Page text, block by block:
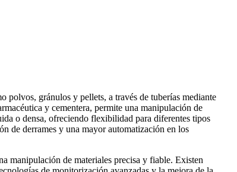
polvos, gránulos y pellets, a través de tuberías mediante
y cementera, permite una manipulación de
o densa, ofreciendo flexibilidad para diferentes tipos
de derrames y una mayor automatización en los
manipulación de materiales precisa y fiable. Existen